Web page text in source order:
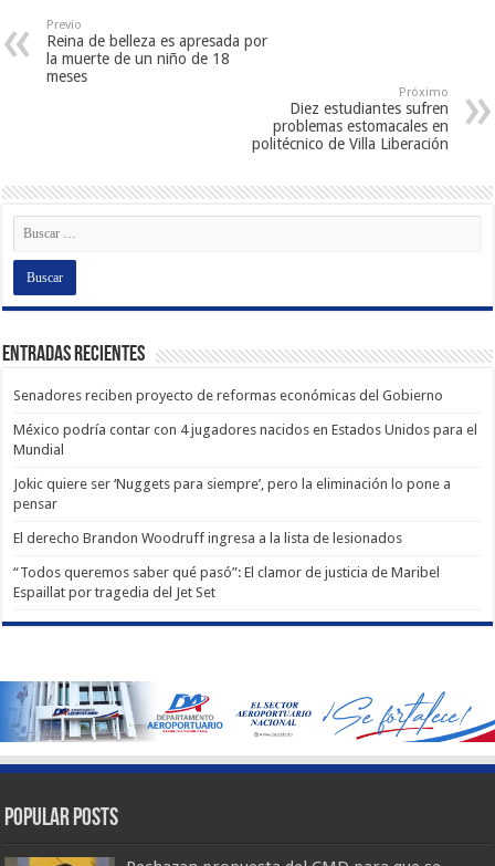
Previo
Reina de belleza es apresada por
la muerte de un niño de 18
meses
Próximo
Diez estudiantes sufren
problemas estomacales en
politécnico de Villa Liberación
Entradas recientes
Senadores reciben proyecto de reformas económicas del Gobierno
México podría contar con 4 jugadores nacidos en Estados Unidos para el
Mundial
Jokic quiere ser ‘Nuggets para siempre’, pero la eliminación lo pone a
pensar
El derecho Brandon Woodruff ingresa a la lista de lesionados
“Todos queremos saber qué pasó”: El clamor de justicia de Maribel
Espaillat por tragedia del Jet Set
Popular Posts